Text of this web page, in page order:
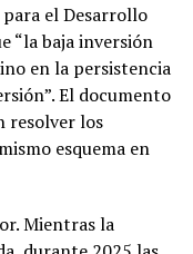
el Desarrollo
“la baja inversión
en la persistencia
El documento
resolver los
esquema en
Mientras la